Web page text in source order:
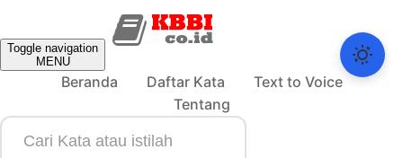
Toggle navigation
MENU
Beranda Daftar Kata
Text to Voice
Tentang